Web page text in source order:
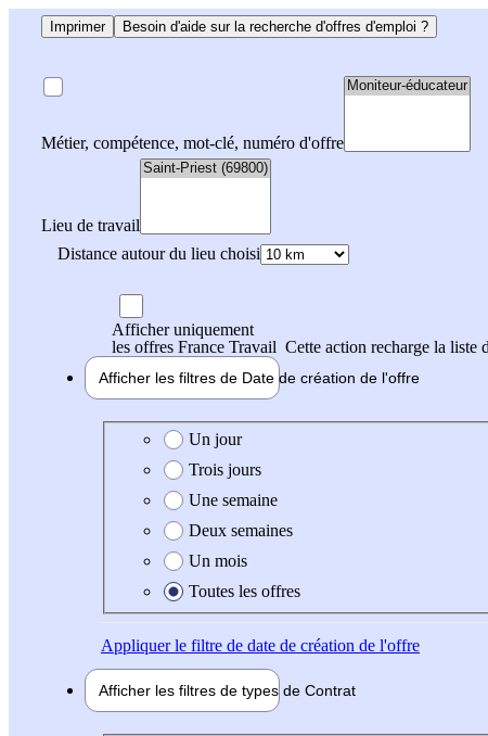
Imprimer Besoin d'aide sur la recherche d'offres d'emploi ?
Métier, compétence, mot-clé, numéro d'offre
Lieu de travail
Distance autour du lieu choisi
Afficher uniquement
les offres France Travail Cette action recharge la liste
Afficher les filtres de Date de création de l'offre
Date de création de l'offre
Un jour
Trois jours
Une semaine
Deux semaines
Un mois
Toutes les offres
Appliquerle filtre de date de création de l'offre
Afficher les filtres de types de Contrat